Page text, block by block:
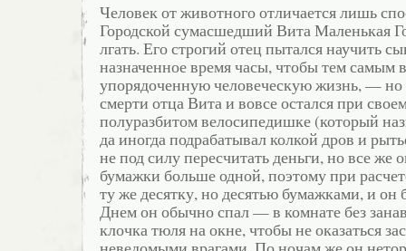
Человек от животного отличается лишь
Городской сумасшедший Вита Маленькая
лгать. Его строгий отец пытался научить
назначенное время часы, чтобы тем самым
упорядоченную человеческую жизнь, — но
смерти отца Вита и вовсе остался при
полуразбитом велосипедишке (который
да иногда подрабатывал колкой дров и
не под силу пересчитать деньги, но все же
бумажки больше одной, поэтому при
ту же десятку, но десятью бумажками, и он
Днем он обычно спал — в комнате без
клочка тюля на окне, чтобы не оказаться